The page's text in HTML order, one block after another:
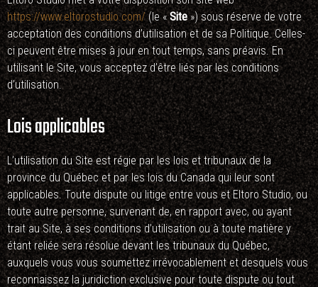
https://www.eltorostudio.com/(le «Site») sous réserve de votre
acceptation des conditions d’utilisation et de sa Politique. Celles-
ci peuvent être mises à jour en tout temps, sans préavis. En
utilisant le Site, vous acceptez d’être liés par les conditions
d’utilisation.
Lois applicables
L’utilisation du Site est régie par les lois et tribunaux de la
province du Québec et par les lois du Canada qui leur sont
applicables. Toute dispute ou litige entre vous et Eltoro Studio, ou
toute autre personne, survenant de, en rapport avec, ou ayant
trait au Site, à ses conditions d’utilisation ou à toute matière y
étant reliée sera résolue devant les tribunaux du Québec,
auxquels vous vous soumettez irrévocablement et desquels vous
reconnaissez la juridiction exclusive pour toute dispute ou tout